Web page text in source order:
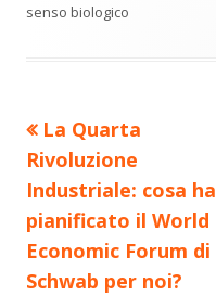
senso biologico
Navigazione
articoli
Precedente
articolo:
La Quarta
Rivoluzione
Industriale: cosa ha
pianificato il World
Economic Forum di
Schwab per noi?